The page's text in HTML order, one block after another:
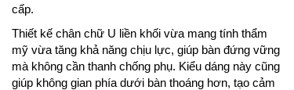
cấp.
Thiết kế chân chữ U liền khối vừa mang tính thẩm
mỹ vừa tăng khả năng chịu lực, giúp bàn đứng vững
mà không cần thanh chống phụ. Kiểu dáng này cũng
giúp không gian phía dưới bàn thoáng hơn, tạo cảm